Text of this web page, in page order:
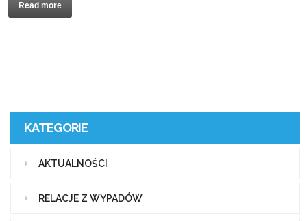
Read more
KATEGORIE
AKTUALNOŚCI
RELACJE Z WYPADÓW